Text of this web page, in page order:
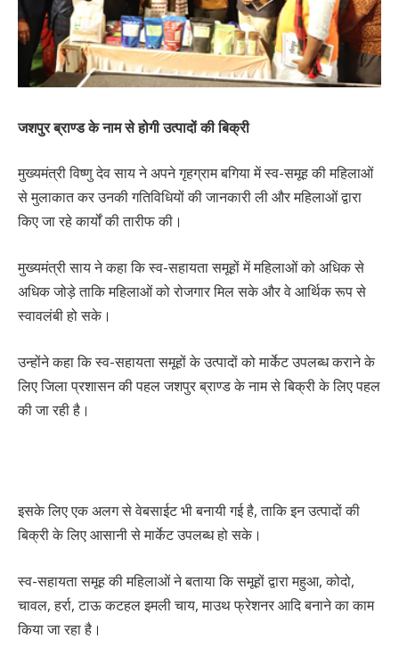
जशपुर ब्राण्ड के नाम से होगी उत्पादों की बिक्री
मुख्यमंत्री विष्णु देव साय ने अपने गृहग्राम बगिया में स्व-समूह की महिलाओं
से मुलाकात कर उनकी गतिविधियों की जानकारी ली और महिलाओं द्वारा
किए जा रहे कार्यों की तारीफ की।
मुख्यमंत्री साय ने कहा कि स्व-सहायता समूहों में महिलाओं को अधिक से
अधिक जोड़े ताकि महिलाओं को रोजगार मिल सके और वे आर्थिक रूप से
स्वावलंबी हो सके।
उन्होंने कहा कि स्व-सहायता समूहों के उत्पादों को मार्केट उपलब्ध कराने के
लिए जिला प्रशासन की पहल जशपुर ब्राण्ड के नाम से बिक्री के लिए पहल
की जा रही है।
इसके लिए एक अलग से वेबसाईट भी बनायी गई है, ताकि इन उत्पादों की
बिक्री के लिए आसानी से मार्केट उपलब्ध हो सके।
स्व-सहायता समूह की महिलाओं ने बताया कि समूहों द्वारा महुआ, कोदो,
चावल, हर्रा, टाऊ कटहल इमली चाय, माउथ फ्रेशनर आदि बनाने का काम
किया जा रहा है।